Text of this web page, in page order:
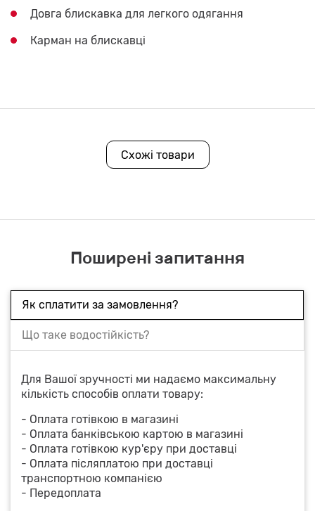
Довга блискавка для легкого одягання
Карман на блискавці
Схожі товари
Поширені запитання
Як сплатити за замовлення?
Що таке водостійкість?
Для Вашої зручності ми надаємо максимальну
кількість способів оплати товару:
- Оплата готівкою в магазині
- Оплата банківською картою в магазині
- Оплата готівкою кур'єру при доставці
- Оплата післяплатою при доставці
транспортною компанією
- Передоплата